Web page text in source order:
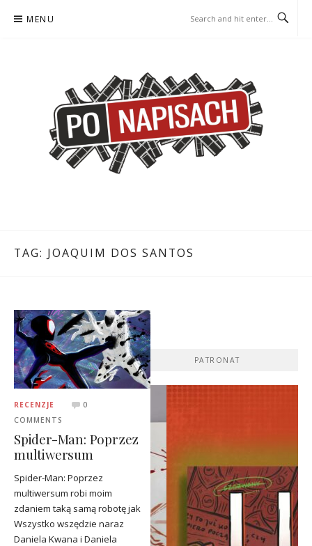
MENU
TAG: JOAQUIM DOS SANTOS
RECENZJE
0
COMMENTS
Spider-Man: Poprzez
multiwersum
Spider-Man: Poprzez
multiwersum robi moim
zdaniem taką samą robotę jak
Wszystko wszędzie naraz
Daniela Kwana i Daniela
PATRONAT